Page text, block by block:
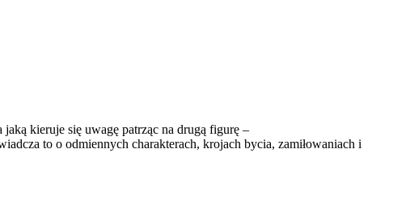
kieruje się uwagę patrząc na drugą figurę –
to o odmiennych charakterach, krojach bycia, zamiłowaniach i